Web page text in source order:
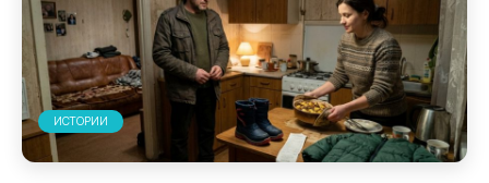
ИСТОРИИ